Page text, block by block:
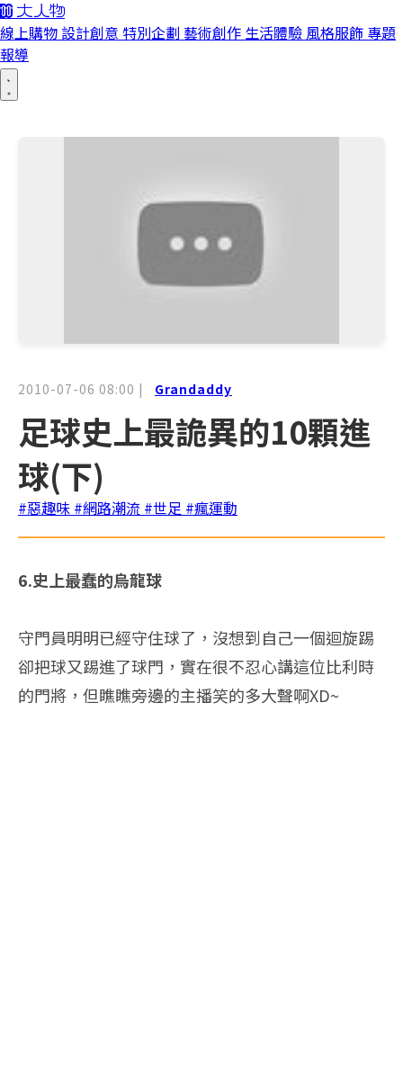
線上購物 設計創意 特別企劃 藝術創作 生活體驗 風格服飾 專題
報導
2010-07-06 08:00 | Grandaddy
足球史上最詭異的10顆進
球(下)
#惡趣味 #網路潮流 #世足 #瘋運動
6.史上最蠢的烏龍球
守門員明明已經守住球了，沒想到自己一個迴旋踢
卻把球又踢進了球門，實在很不忍心講這位比利時
的門將，但瞧瞧旁邊的主播笑的多大聲啊XD~